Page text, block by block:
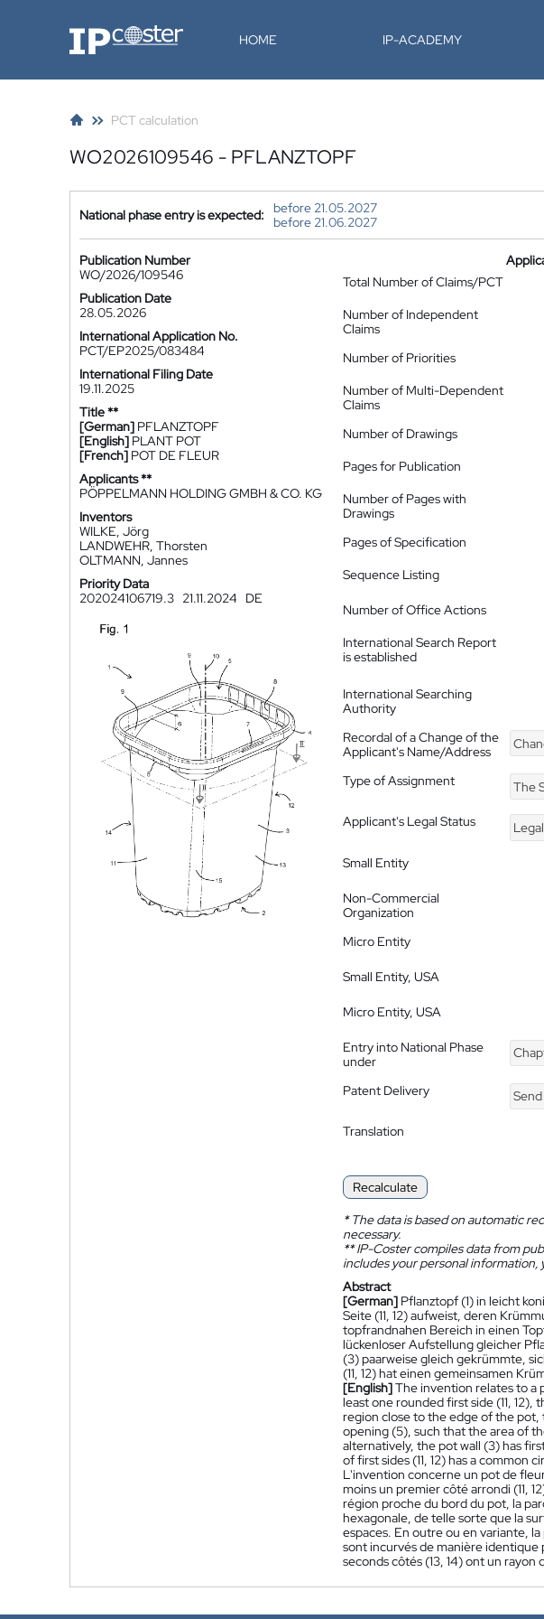
IP-Coster HOME IP-ACADEMY
PCT calculation
WO2026109546 - PFLANZTOPF
National phase entry is expected:
before 21.05.2027
before 21.06.2027
Publication Number
WO/2026/109546
Publication Date
28.05.2026
International Application No.
PCT/EP2025/083484
International Filing Date
19.11.2025
Title **
[German] PFLANZTOPF
[English] PLANT POT
[French] POT DE FLEUR
Applicants **
PÖPPELMANN HOLDING GMBH & CO. KG
Inventors
WILKE, Jörg
LANDWEHR, Thorsten
OLTMANN, Jannes
Priority Data
202024106719.3 21.11.2024 DE
Total Number of Claims/PCT
Number of Independent
Claims
Number of Priorities
Number of Multi-Dependent
Claims
Number of Drawings
Pages for Publication
Number of Pages with
Drawings
Pages of Specification
Sequence Listing
Number of Office Actions
International Search Report
is established
International Searching
Authority
Recordal of a Change of the
Applicant's Name/Address
Type of Assignment The
Applicant's Legal Status
Small Entity
Non-Commercial
Organization
Micro Entity
Small Entity, USA
Micro Entity, USA
Entry into National Phase
under
Patent Delivery
Translation
Recalculate
*The data is based on automatic
necessary.
**IP-Coster compiles data from
includes your personal
Abstract
[German] Pflanztopf (1) in leicht
Seite (11, 12) aufweist, deren
topfrandnahen Bereich in einen
lückenloser Aufstellung gleicher
(3) paarweise gleich gekrümmte,
(11, 12) hat einen gemeinsamen
[English]The invention relates to a
least one rounded first side (11,
region close to the edge of the pot,
opening (5), such that the area of
alternatively, the pot wall (3) has
of first sides (11, 12) has a common
L'invention concerne un pot de
moins un premier côté arrondi (11,
région proche du bord du pot, la
hexagonale, de telle sorte que la
espaces. En outre ou en variante,
sont incurvés de manière identique
seconds côtés (13, 14) ont un rayon